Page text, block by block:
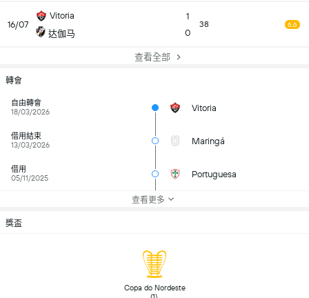
16/07
Vitoria
达伽马
1
0
38 6.6
查看全部
轉會
自由轉會
18/03/2026
Vitoria
借用結束
13/03/2026
Maringá
借用
05/11/2025
Portuguesa
查看更多
獎盃
Copa do Nordeste